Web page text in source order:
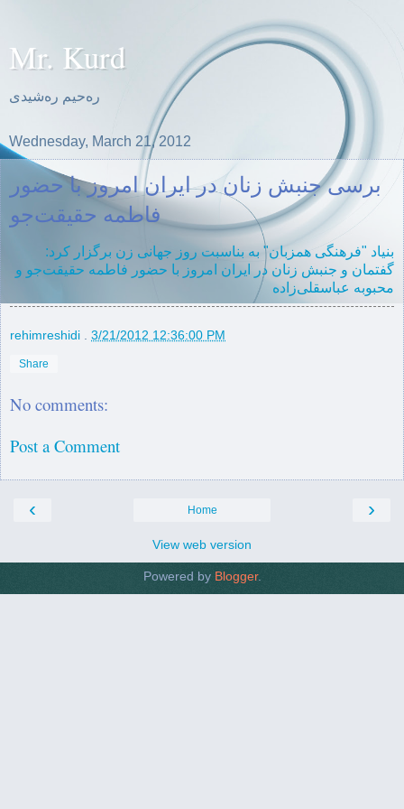
Mr. Kurd
ره‌حیم ره‌شیدی
Wednesday, March 21, 2012
برسی جنبش زنان در ایران امروز با حضور
فاطمە حقیقت‌جو
بنیاد "فرهنگی همزبان" بە بناسبت روز جهانی زن برگزار کرد:
گفتمان و جنبش زنان در ایران امروز با حضور فاطمە حقیقت‌جو و
محبوبە عباسقلی‌زادە
rehimreshidi 3/21/2012 12:36:00 PM
Share
No comments:
Post a Comment
‹ ›
Home
View web version
Powered by Blogger.